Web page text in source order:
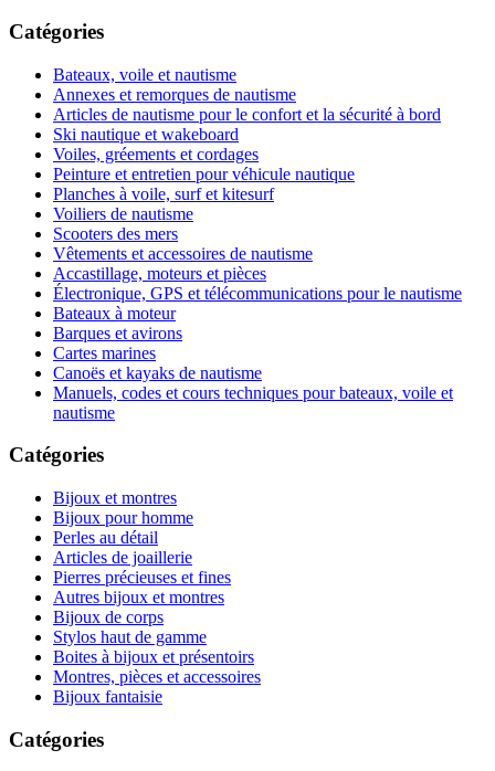
Catégories
Bateaux, voile et nautisme
Annexes et remorques de nautisme
Articles de nautisme pour le confort et la sécurité à bord
Ski nautique et wakeboard
Voiles, gréements et cordages
Peinture et entretien pour véhicule nautique
Planches à voile, surf et kitesurf
Voiliers de nautisme
Scooters des mers
Vêtements et accessoires de nautisme
Accastillage, moteurs et pièces
Électronique, GPS et télécommunications pour le nautisme
Bateaux à moteur
Barques et avirons
Cartes marines
Canoës et kayaks de nautisme
Manuels, codes et cours techniques pour bateaux, voile et
nautisme
Catégories
Bijoux et montres
Bijoux pour homme
Perles au détail
Articles de joaillerie
Pierres précieuses et fines
Autres bijoux et montres
Bijoux de corps
Stylos haut de gamme
Boites à bijoux et présentoirs
Montres, pièces et accessoires
Bijoux fantaisie
Catégories